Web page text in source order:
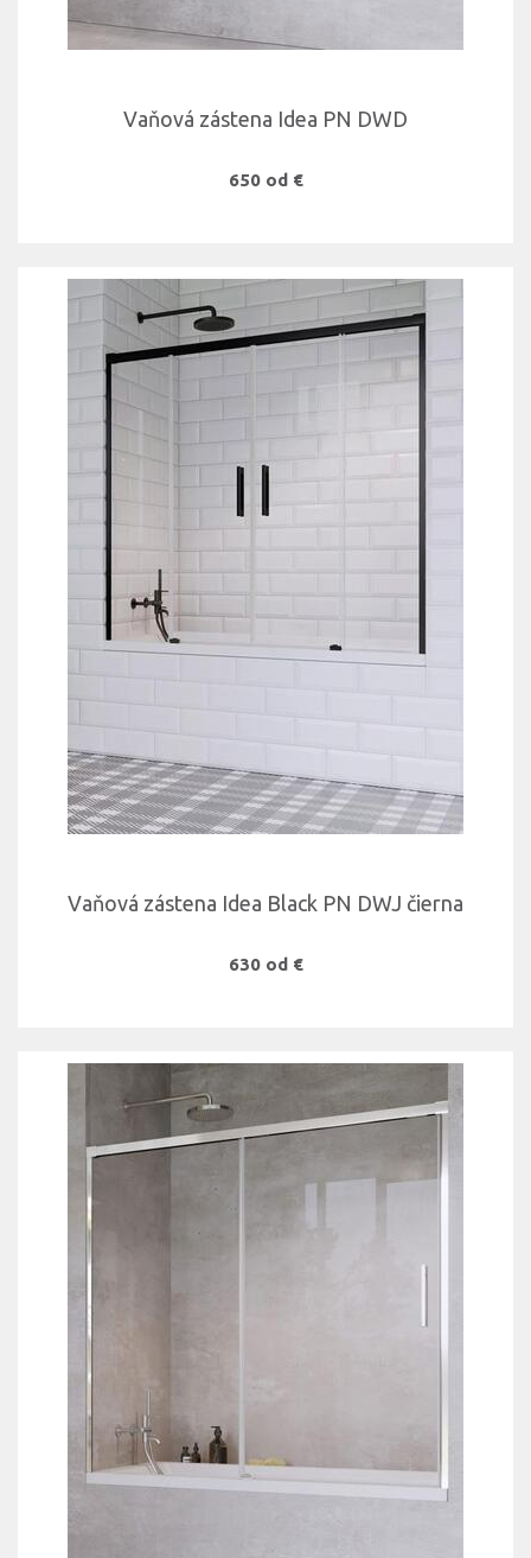
Vaňová zástena Idea PN DWD
650 od €
Vaňová zástena Idea Black PN DWJ čierna
630 od €